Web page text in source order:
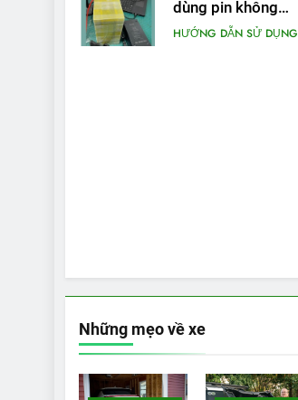
dùng pin không
chính hãng cho xe
HƯỚNG DẪN SỬ DỤNG
Những mẹo về xe